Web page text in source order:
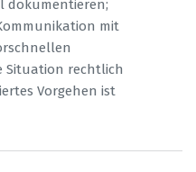
dokumentieren;
mit
Situation rechtlich
Vorgehen ist